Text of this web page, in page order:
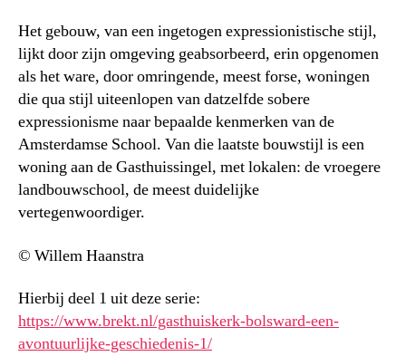
Het gebouw, van een ingetogen expressionistische stijl,
lijkt door zijn omgeving geabsorbeerd, erin opgenomen
als het ware, door omringende, meest forse, woningen
die qua stijl uiteenlopen van datzelfde sobere
expressionisme naar bepaalde kenmerken van de
Amsterdamse School. Van die laatste bouwstijl is een
woning aan de Gasthuissingel, met lokalen: de vroegere
landbouwschool, de meest duidelijke
vertegenwoordiger.
© Willem Haanstra
Hierbij deel 1 uit deze serie:
https://www.brekt.nl/gasthuiskerk-bolsward-een-
avontuurlijke-geschiedenis-1/